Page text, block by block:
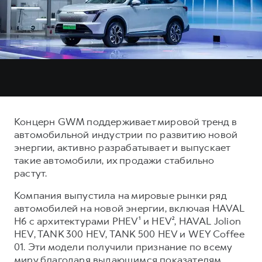
H7
от 3 799 000 ₽
H9
от 4 799 000 ₽
Тест-драйв
Трейд-ин
Кредитный калькулятор
Кредит
КОРПОРАТИВНЫМ КЛИЕНТАМ
Для малого бизнеса
Корпоративным клиентам
Крупным корпоративным клиентам
Система управления автопарком
СЕРВИСНОЕ ОБСЛУЖИВАНИЕ
Нулевое ТО
Программа «Помощь на дороге»
Электронный ПТС
ПОДДЕРЖКА
GWM Безопасность
Гарантия HAVAL
Мобильное приложение GWM
Программа «HAVAL Защита+»
Руководства по эксплуатации
Подписки
О дилере
Наша команда
Контакты
Концерн GWM поддерживает мировой тренд в
автомобильной индустрии по развитию новой
энергии, активно разрабатывает и выпускает
такие автомобили, их продажи стабильно
растут.
Компания выпустила на мировые рынки ряд
автомобилей на новой энергии, включая HAVAL
H6 с архитектурами PHEV¹ и HEV², HAVAL Jolion
HEV, TANK 300 HEV, TANK 500 HEV и WEY Coffee
01. Эти модели получили признание по всему